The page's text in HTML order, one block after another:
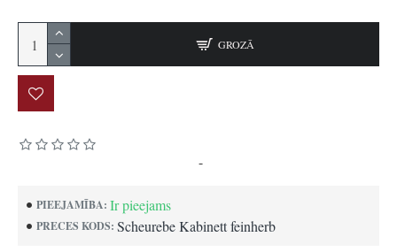
PIEEJAMĪBA: Ir pieejams
PRECES KODS: Scheurebe Kabinett feinherb
-
GROZĀ